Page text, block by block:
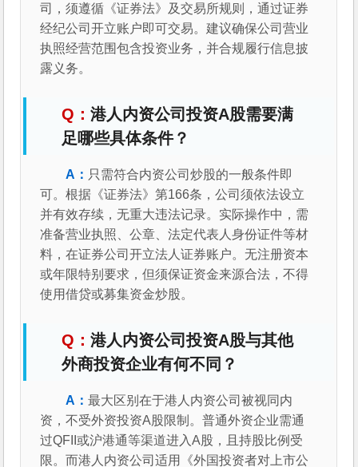
司，须遵循《证券法》及交易所规则，通过证券
经纪公司开立账户即可交易。建议确保公司营业
执照经营范围包含投资业务，并合规履行信息披
露义务。
港人内资公司投资A股需要满
足哪些具体条件？
只需符合内资公司炒股的一般条件即
可。根据《证券法》第166条，公司须依法设立
并有效存续，无重大违法记录。实际操作中，需
准备营业执照、公章、法定代表人身份证件等材
料，在证券公司开立法人证券账户。无注册资本
或年限特别要求，但须保证资金来源合法，不得
使用借贷或募集资金炒股。
港人内资公司投资A股与其他
外商投资企业有何不同？
最大区别在于港人内资公司被视同内
资，不受外资投资A股限制。普通外资企业需通
过QFII或沪港通等渠道进入A股，且持股比例受
限。而港人内资公司适用《外国投资者对上市公